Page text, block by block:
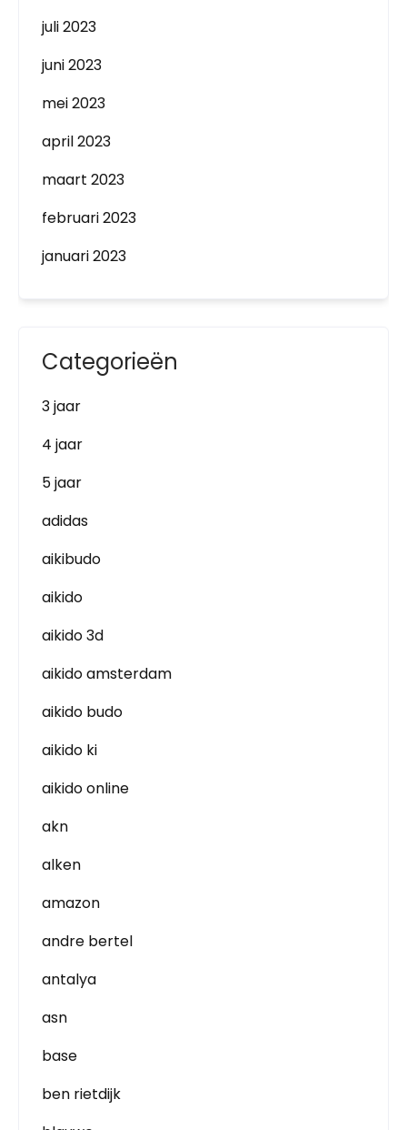
juli 2023
juni 2023
mei 2023
april 2023
maart 2023
februari 2023
januari 2023
Categorieën
3 jaar
4 jaar
5 jaar
adidas
aikibudo
aikido
aikido 3d
aikido amsterdam
aikido budo
aikido ki
aikido online
akn
alken
amazon
andre bertel
antalya
asn
base
ben rietdijk